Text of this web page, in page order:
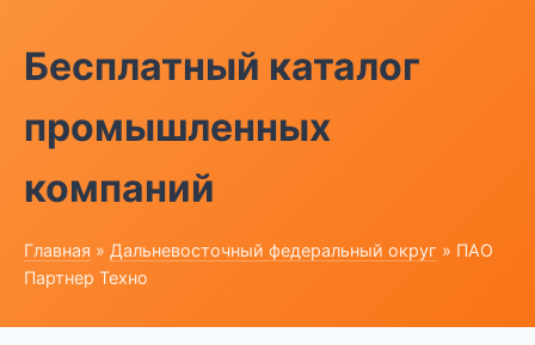
Бесплатный каталог
промышленных
компаний
Главная » Дальневосточный федеральный округ » ПАО
Партнер Техно